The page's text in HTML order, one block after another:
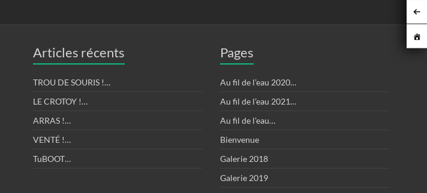
Articles récents
TROU DE SOURIS !…
LE CROTOY !…
ARRAS !…
VENTÉ !…
TuBOOT…
Pages
Au fil de l’eau 2020…
Au fil de l’eau 2021…
Au fil de l’eau…
Bienvenue
Galerie 2018
Galerie 2019